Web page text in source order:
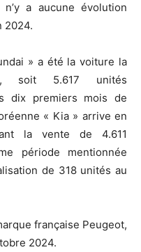
a aucune évolution
2024.
» a été la voiture la
soit 5.617 unités
dix premiers mois de
« Kia » arrive en
la vente de 4.611
période mentionnée
de 318 unités au
française Peugeot,
2024.